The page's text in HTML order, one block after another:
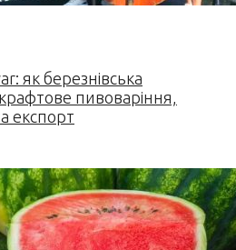
як березнівська
пивоваріння,
експорт